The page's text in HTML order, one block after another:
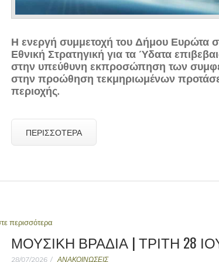
Η ενεργή συμμετοχή του Δήμου Ευρώτα
Εθνική Στρατηγική για τα Ύδατα
στην υπεύθυνη εκπροσώπηση των
στην προώθηση τεκμηριωμένων
περιοχής.
ΠΕΡΙΣΣΌΤΕΡΑ
περισσότερα
ΜΟΥΣΙΚΗ ΒΡΑΔΙΑ | ΤΡΙΤΗ 28
28/07/2026 ΑΝΑΚΟΙΝΩΣΕΙΣ